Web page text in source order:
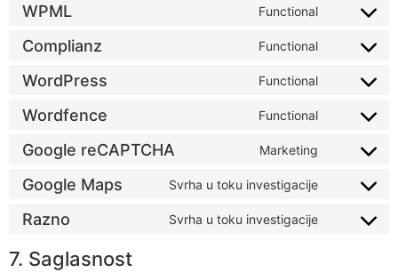
WPML Functional
Complianz Functional
WordPress Functional
Wordfence Functional
Google reCAPTCHA Marketing
Google Maps Svrha u toku investigacije
Razno Svrha u toku investigacije
7. Saglasnost